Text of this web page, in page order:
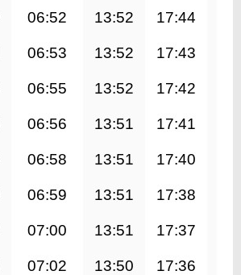
06:52 13:52 17:44
06:53 13:52 17:43
06:55 13:52 17:42
06:56 13:51 17:41
06:58 13:51 17:40
06:59 13:51 17:38
07:00 13:51 17:37
07:02 13:50 17:36